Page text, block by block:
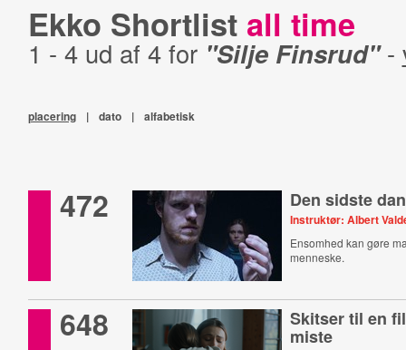
Ekko Shortlist all time
1 - 4 ud af 4 for "Silje Finsrud"-
placering | dato | alfabetisk
472 Den sidste
Instruktør: Albert
Ensomhed kan gøre
menneske.
648 Skitser til en
miste